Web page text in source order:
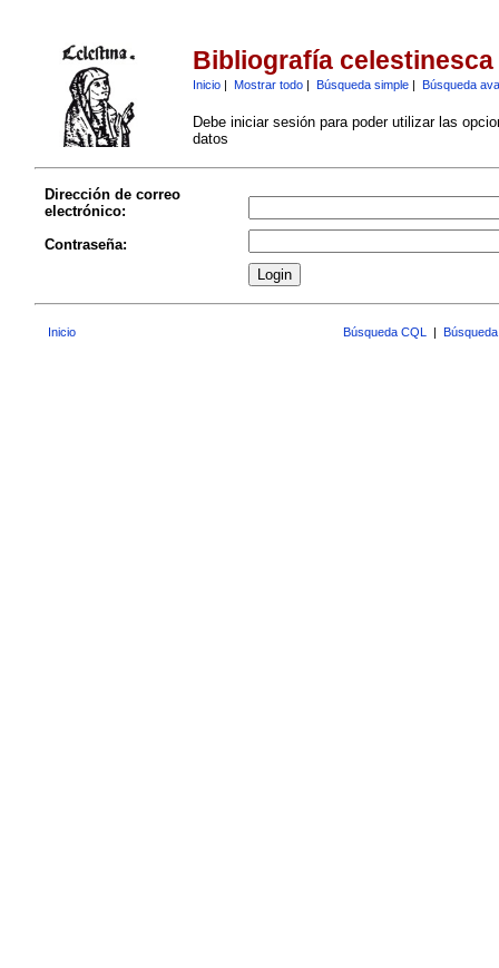
Bibliografía celestinesca
Inicio| Mostrar todo| Búsqueda simple| Búsqueda
Debe iniciar sesión para poder utilizar las
datos
Dirección de correo
electrónico:
Contraseña:
Inicio Búsqueda CQL |